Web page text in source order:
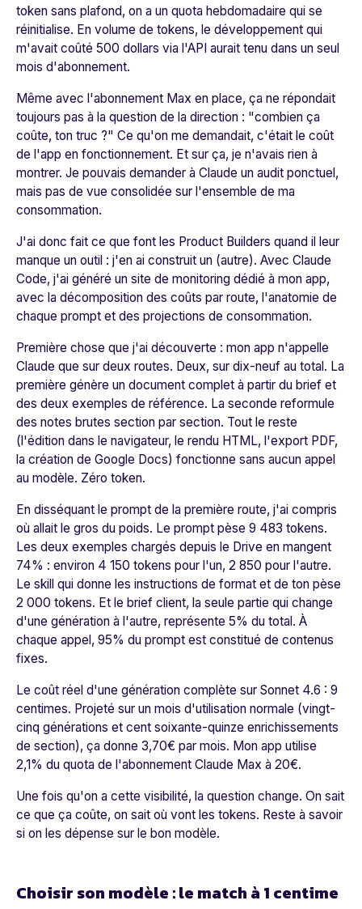
token sans plafond, on a un quota hebdomadaire qui se
réinitialise. En volume de tokens, le développement qui
m'avait coûté 500 dollars via l'API aurait tenu dans un seul
mois d'abonnement.
Même avec l'abonnement Max en place, ça ne répondait
toujours pas à la question de la direction : "combien ça
coûte, ton truc ?" Ce qu'on me demandait, c'était le coût
de l'app en fonctionnement. Et sur ça, je n'avais rien à
montrer. Je pouvais demander à Claude un audit ponctuel,
mais pas de vue consolidée sur l'ensemble de ma
consommation.
J'ai donc fait ce que font les Product Builders quand il leur
manque un outil : j'en ai construit un (autre). Avec Claude
Code, j'ai généré un site de monitoring dédié à mon app,
avec la décomposition des coûts par route, l'anatomie de
chaque prompt et des projections de consommation.
Première chose que j'ai découverte : mon app n'appelle
Claude que sur deux routes. Deux, sur dix-neuf au total. La
première génère un document complet à partir du brief et
des deux exemples de référence. La seconde reformule
des notes brutes section par section. Tout le reste
(l'édition dans le navigateur, le rendu HTML, l'export PDF,
la création de Google Docs) fonctionne sans aucun appel
au modèle. Zéro token.
En disséquant le prompt de la première route, j'ai compris
où allait le gros du poids. Le prompt pèse 9 483 tokens.
Les deux exemples chargés depuis le Drive en mangent
74% : environ 4 150 tokens pour l'un, 2 850 pour l'autre.
Le skill qui donne les instructions de format et de ton pèse
2 000 tokens. Et le brief client, la seule partie qui change
d'une génération à l'autre, représente 5% du total. À
chaque appel, 95% du prompt est constitué de contenus
fixes.
Le coût réel d'une génération complète sur Sonnet 4.6 : 9
centimes. Projeté sur un mois d'utilisation normale (vingt-
cinq générations et cent soixante-quinze enrichissements
de section), ça donne 3,70€ par mois. Mon app utilise
2,1% du quota de l'abonnement Claude Max à 20€.
Une fois qu'on a cette visibilité, la question change. On sait
ce que ça coûte, on sait où vont les tokens. Reste à savoir
si on les dépense sur le bon modèle.
Choisir son modèle : le match à 1 centime